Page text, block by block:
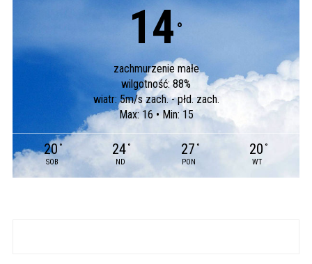
14 °
zachmurzenie małe
wilgotność: 88%
wiatr: 5m/s zach. - płd. zach.
Max: 16 • Min: 15
20 °
SOB
24 °
ND
27 °
PON
20 °
WT